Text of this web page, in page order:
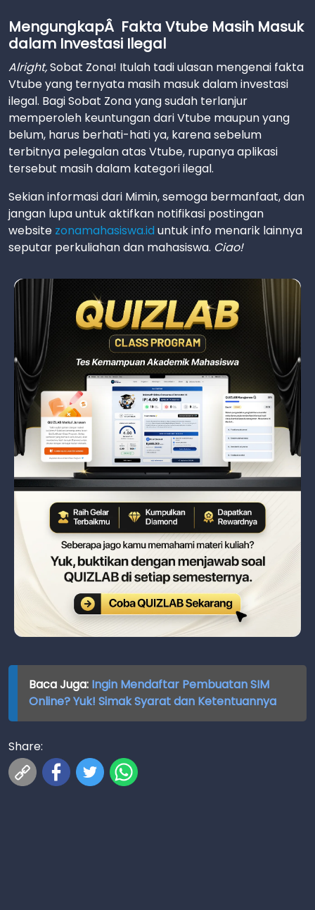
MengungkapÂ Fakta Vtube Masih Masuk
dalam Investasi Ilegal
Alright,Sobat Zona! Itulah tadi ulasan mengenai fakta
Vtube yang ternyata masih masuk dalam investasi
ilegal. Bagi Sobat Zona yang sudah terlanjur
memperoleh keuntungan dari Vtube maupun yang
belum, harus berhati-hati ya, karena sebelum
terbitnya pelegalan atas Vtube, rupanya aplikasi
tersebut masih dalam kategori ilegal.
Sekian informasi dari Mimin, semoga bermanfaat, dan
jangan lupa untuk aktifkan notifikasi postingan
website zonamahasiswa.id untuk info menarik lainnya
seputar perkuliahan dan mahasiswa. Ciao!
Baca Juga: Ingin Mendaftar Pembuatan SIM
Online? Yuk! Simak Syarat dan Ketentuannya
Share: